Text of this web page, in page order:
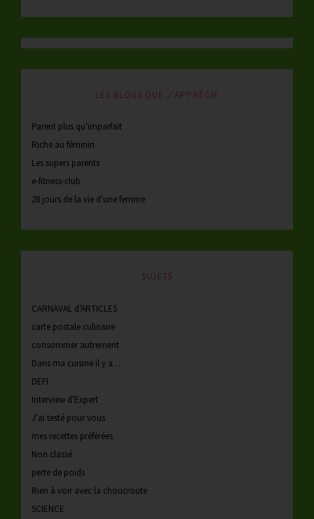
LES BLOGS QUE J’APPRÉCIE
Parent plus qu'imparfait
Riche au féminin
Les supers parents
e-fitness-club
28 jours de la vie d'une femme
SUJETS
CARNAVAL d'ARTICLES
carte postale culinaire
consommer autrement
Dans ma cuisine il y a …
DEFI
Interview d'Expert
J'ai testé pour vous
mes recettes préférées
Non classé
perte de poids
Rien à voir avec la choucroute
SCIENCE